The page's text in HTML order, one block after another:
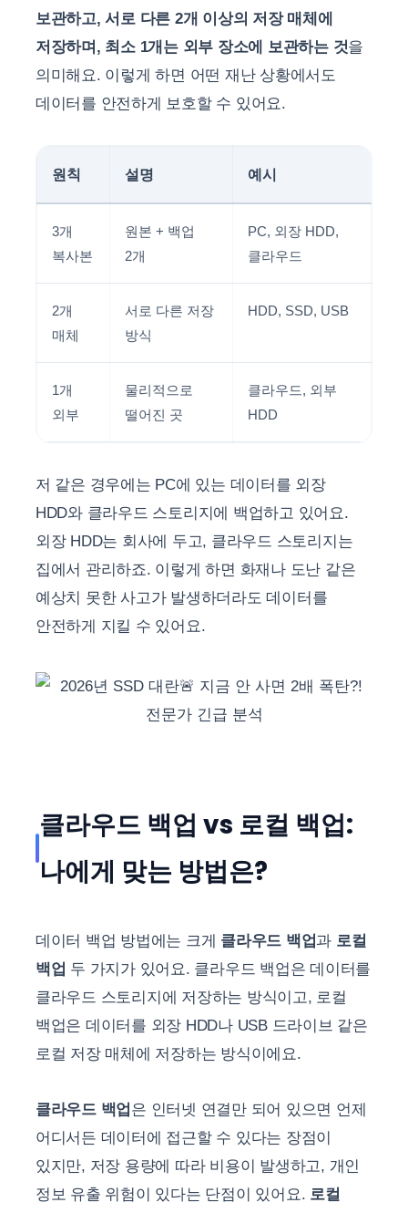
보관하고, 서로 다른 2개 이상의 저장 매체에
저장하며, 최소 1개는 외부 장소에 보관하는 것을
의미해요. 이렇게 하면 어떤 재난 상황에서도
데이터를 안전하게 보호할 수 있어요.
원칙 설명 예시
3개
복사본
원본 + 백업
2개
PC, 외장 HDD,
클라우드
2개
매체
서로 다른 저장
방식
HDD, SSD, USB
1개
외부
물리적으로
떨어진 곳
클라우드, 외부
HDD
저 같은 경우에는 PC에 있는 데이터를 외장
HDD와 클라우드 스토리지에 백업하고 있어요.
외장 HDD는 회사에 두고, 클라우드 스토리지는
집에서 관리하죠. 이렇게 하면 화재나 도난 같은
예상치 못한 사고가 발생하더라도 데이터를
안전하게 지킬 수 있어요.
클라우드 백업 vs 로컬 백업:
나에게 맞는 방법은?
데이터 백업 방법에는 크게 클라우드 백업과 로컬
백업 두 가지가 있어요. 클라우드 백업은 데이터를
클라우드 스토리지에 저장하는 방식이고, 로컬
백업은 데이터를 외장 HDD나 USB 드라이브 같은
로컬 저장 매체에 저장하는 방식이에요.
클라우드 백업 은 인터넷 연결만 되어 있으면 언제
어디서든 데이터에 접근할 수 있다는 장점이
있지만, 저장 용량에 따라 비용이 발생하고, 개인
정보 유출 위험이 있다는 단점이 있어요. 로컬